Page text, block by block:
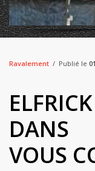
Ravalement Publié le 01
DANS
VOUS